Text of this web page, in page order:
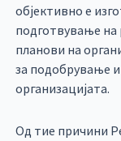
објективно е
подготвување на
планови на
за подобрување
организацијата.
Од тие причини